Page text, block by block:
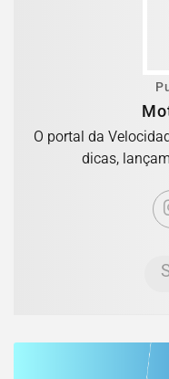
O portal da
dicas,